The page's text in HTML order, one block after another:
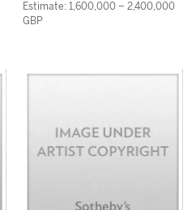
Estimate: 1,600,000 – 2,400,000
GBP